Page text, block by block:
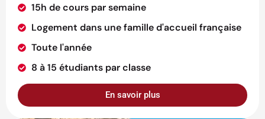
15h de cours par semaine
Logement dans une famille d'accueil française
Toute l'année
8 à 15 étudiants par classe
En savoir plus